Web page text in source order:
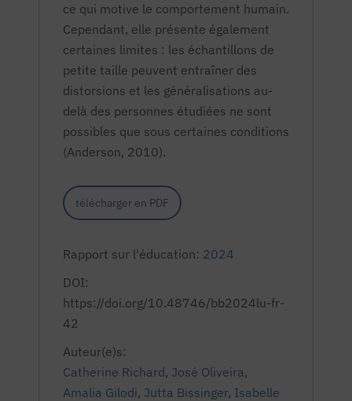
ce qui motive le comportement humain.
Cependant, elle présente également
certaines limites : les échantillons de
petite taille peuvent entraîner des
distorsions et les généralisations au-
delà des personnes étudiées ne sont
possibles que sous certaines conditions
(Anderson, 2010).
télécharger en PDF
Rapport sur l'éducation: 2024
DOI:
https://doi.org/10.48746/bb2024lu-fr-
42
Auteur(e)s:
Catherine Richard, José Oliveira,
Amalia Gilodi, Jutta Bissinger, Isabelle